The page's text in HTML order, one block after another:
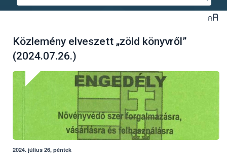
Közlemény elveszett „zöld könyvről”
(2024.07.26.)
2024. július 26, péntek